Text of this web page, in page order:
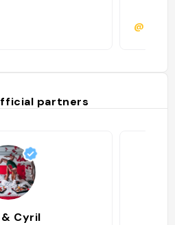
@
partners
& Cyril